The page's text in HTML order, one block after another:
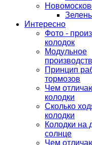
Интересно
Фото -
колодок
Модульное
Принцип
тормозов
Чем
колодки
Сколько
колодки
Колодки на
солнце
Чем